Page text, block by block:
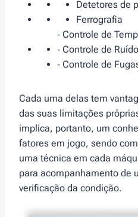
Detetores de
Ferrografia
‑ Controle de
‑ Controle de
‑ Controle de
Cada uma delas tem
das suas limitações
implica, portanto, um
fatores em jogo, sendo
uma técnica em cada
para acompanhamento de
verificação da condição.